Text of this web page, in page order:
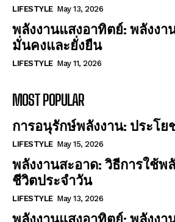
LIFESTYLE May 13, 2026
พลังงานแสงอาทิตย์: พลังง
มั่นคงและยั่งยืน
LIFESTYLE May 11, 2026
MOST POPULAR
การอนุรักษ์พลังงาน: ประโย
LIFESTYLE May 15, 2026
พลังงานสะอาด: วิธีการใช้พ
ชีวิตประจำวัน
LIFESTYLE May 13, 2026